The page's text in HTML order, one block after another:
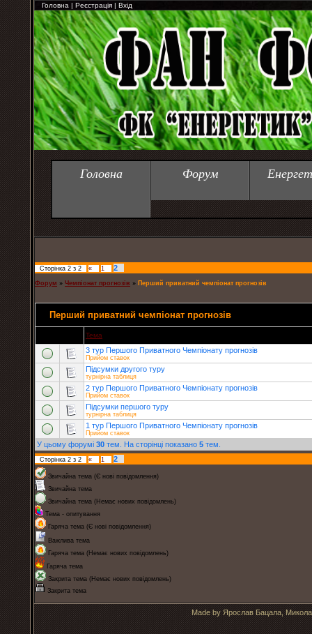
Головна | Реєстрація | Вхід
Головна Форум
Сторінка 2 з 2 « 1 2
Форум » Чемпіонат прогнозів » Перший приватний чемпіонат прогнозів
Перший приватний чемпіонат прогнозів
Тема
3 тур Першого Приватного Чемпіонату прогнозів
Прийом ставок
Підсумки другого туру
турнірна таблиця
2 тур Першого Приватного Чемпіонату прогнозів
Прийом ставок
Підсумки першого туру
турнірна таблиця
1 тур Першого Приватного Чемпіонату прогнозів
Прийом ставок
У цьому форумі 30 тем. На сторінці показано 5 тем.
Сторінка 2 з 2 « 1 2
Звичайна тема (Є нові повідомлення)
Звичайна тема
Звичайна тема (Немає нових повідомлень)
Тема - опитування
Гаряча тема (Є нові повідомлення)
Важлива тема
Гаряча тема (Немає нових повідомлень)
Гаряча тема
Закрита тема (Немає нових повідомлень)
Закрита тема
Made by Ярослав Бацала,